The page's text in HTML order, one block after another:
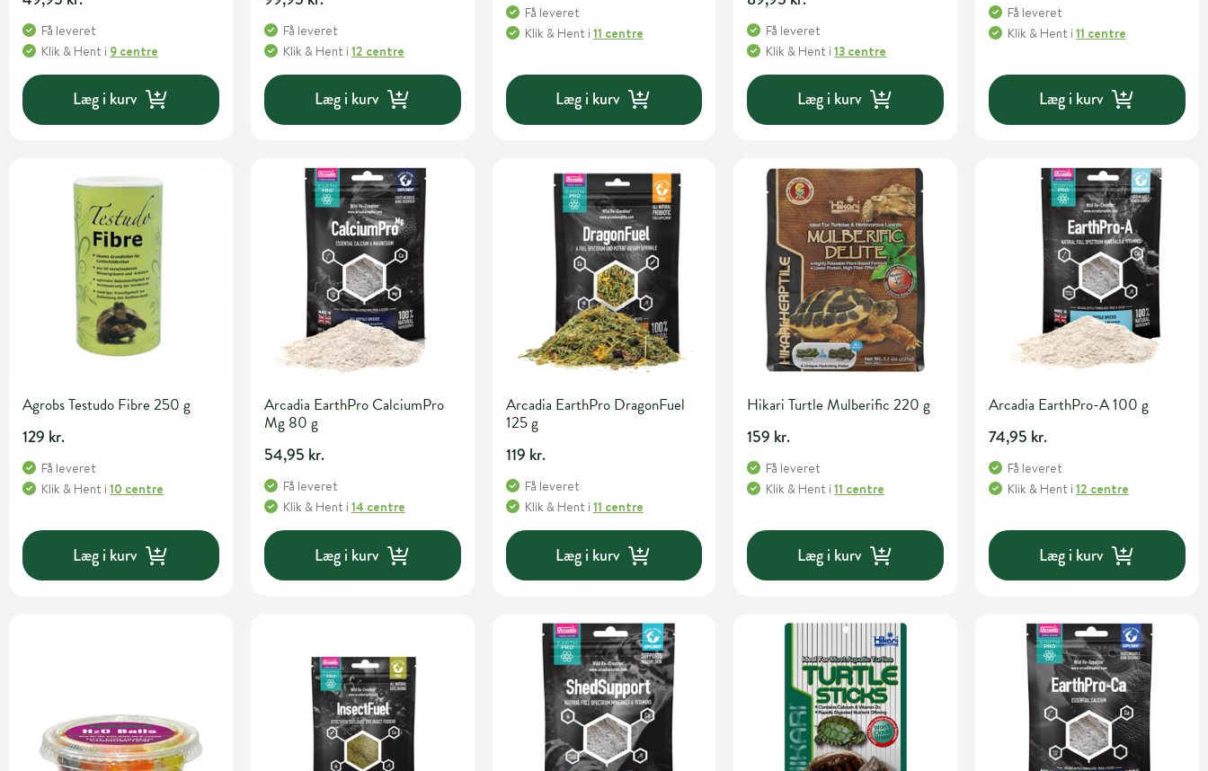
Få leveret
Klik & Hent i 9 centre
Læg i kurv
Få leveret
Klik & Hent i 12 centre
Læg i kurv
Få leveret
Klik & Hent i 11 centre
Læg i kurv
Få leveret
Klik & Hent i13 centre
Læg i kurv
Få leveret
Klik & Hent i11 centre
Læg i kurv
Agrobs Testudo Fibre 250 g
129 kr.
Få leveret
Klik & Hent i 10 centre
Læg i kurv
Arcadia EarthPro CalciumPro
Mg 80 g
54,95 kr.
Få leveret
Klik & Hent i 14 centre
Læg i kurv
Arcadia EarthPro DragonFuel
125 g
119 kr.
Få leveret
Klik & Hent i 11 centre
Læg i kurv
Hikari Turtle Mulberific 220 g
159 kr.
Få leveret
Klik & Hent i11 centre
Læg i kurv
Arcadia EarthPro-A 100 g
74,95 kr.
Få leveret
Klik & Hent i12 centre
Læg i kurv